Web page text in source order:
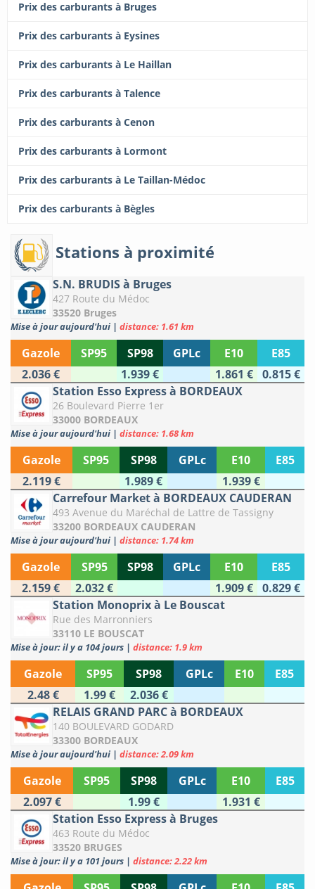
Prix des carburants à Bruges
Prix des carburants à Eysines
Prix des carburants à Le Haillan
Prix des carburants à Talence
Prix des carburants à Cenon
Prix des carburants à Lormont
Prix des carburants à Le Taillan-Médoc
Prix des carburants à Bègles
Stations à proximité
S.N. BRUDIS à Bruges
427 Route du Médoc
33520 Bruges
Mise à jour aujourd'hui | distance: 1.61 km
Gazole SP95 SP98 GPLc E10
E85
2.036 €
1.939 € 1.861 €
0.815 €
Station Esso Express à BORDEAUX
26 Boulevard Pierre 1er
33000 BORDEAUX
Mise à jour aujourd'hui | distance: 1.68 km
Gazole SP95 SP98 GPLc E10
E85
2.119 €
1.989 €
1.939 €
Carrefour Market à BORDEAUX CAUDERAN
493 Avenue du Maréchal de Lattre de Tassigny
33200 BORDEAUX CAUDERAN
Mise à jour aujourd'hui | distance: 1.74 km
Gazole SP95 SP98 GPLc E10
E85
2.159 €
2.032 € 1.909 €
0.829 €
Station Monoprix à Le Bouscat
Rue des Marronniers
33110 LE BOUSCAT
Mise à jour: il y a 104 jours | distance: 1.9 km
Gazole SP95 SP98 GPLc E10
E85
2.48 €
1.99 €
2.036 €
RELAIS GRAND PARC à BORDEAUX
140 BOULEVARD GODARD
33300 BORDEAUX
Mise à jour aujourd'hui | distance: 2.09 km
Gazole SP95 SP98 GPLc E10
E85
2.097 €
1.99 €
1.931 €
Station Esso Express à Bruges
463 Route du Médoc
33520 BRUGES
Mise à jour: il y a 101 jours | distance: 2.22 km